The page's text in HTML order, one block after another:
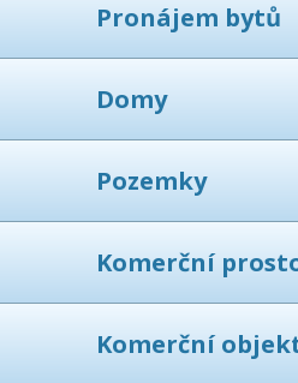
Pronájem bytů
Domy
Pozemky
Komerční
Komerční